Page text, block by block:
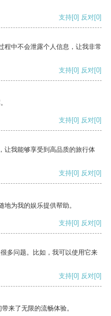
支持[0] 反对[0]
程中不会泄露个人信息，让我非常
支持[0] 反对[0]
支持[0] 反对[0]
让我能够享受到高品质的旅行体
支持[0] 反对[0]
为我的娱乐提供帮助。
支持[0] 反对[0]
多问题。比如，我可以使用它来
支持[0] 反对[0]
来了无限的流畅体验。